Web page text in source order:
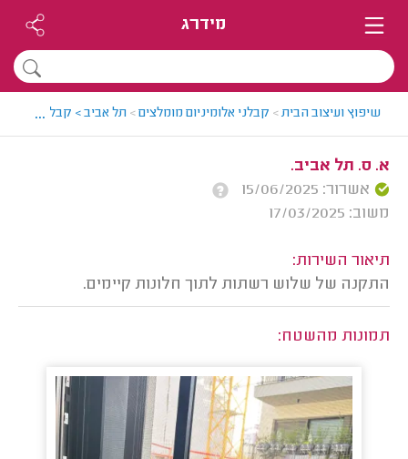
מידרג
שיפוץ ועיצוב הבית> קבלני אלומיניום מומלצים> תל אביב > קבלן ...
א. ס. תל אביב.
אשרור: 15/06/2025
משוב: 17/03/2025
תיאור השירות:
התקנה של שלוש רשתות לתוך חלונות קיימים.
תמונות מהשטח: